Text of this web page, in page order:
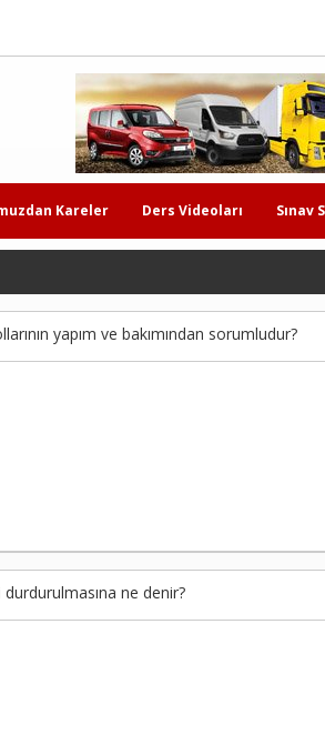
Kareler Ders Videoları Sınav
yapım ve bakımından sorumludur?
ne denir?